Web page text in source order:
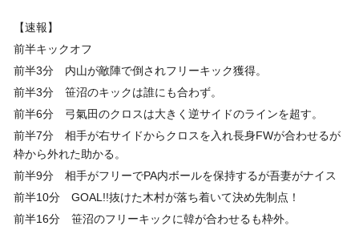
【速報】
前半キックオフ
前半3分 内山が敵陣で倒されフリーキック獲得。
前半3分 笹沼のキックは誰にも合わず。
前半6分 弓氣田のクロスは大きく逆サイドのラインを超す。
前半7分 相手が右サイドからクロスを入れ長身FWが合わせるが
枠から外れた助かる。
前半9分 相手がフリーでPA内ボールを保持するが吾妻がナイス
前半10分 GOAL!!抜けた木村が落ち着いて決め先制点！
前半16分 笹沼のフリーキックに韓が合わせるも枠外。